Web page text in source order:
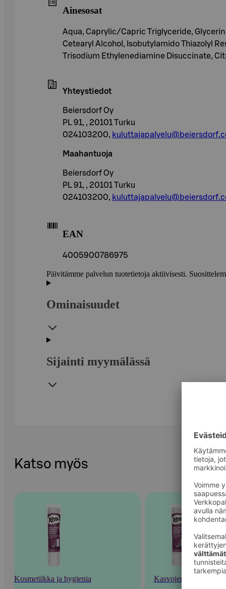
Ainesosat
Aqua, Caprylic/Capric Triglyceride,
Cetearyl Alcohol, Isobutylamido Thiazolyl
Trisodium Ethylenediamine Disuccinate,
Yhteystiedot
Beiersdorf Oy
PL 91, , 20101 Turku
024103200,
Maahantuoja
Beiersdorf Oy
PL 91, , 20101 Turku
024103200,
EAN
4005900786975
Päivitämme palvelun tuotetietoja aktiivisesti.
Ominaisuudet
Sijainti myymälässä
Katso myös
Kosmetiikka ja hygienia Kasvojenhoito